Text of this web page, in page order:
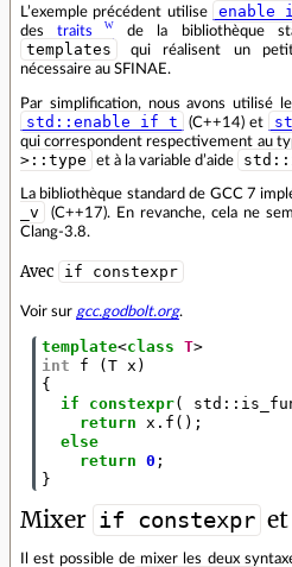
L’exemple précédent utilise
destraits de la bibliothèque
templates
qui réalisent un
nécessaire au SFINAE.
Par simplification, nous avons utilisé
std::enable_if_t (C++14) et
qui correspondent respectivement au
>::type
et à la variable d’aide
La bibliothèque standard de GCC 7
_v
(C++17). En revanche, cela ne
Clang-3.8.
Avec if constexpr
Voir sur gcc.godbolt.org.
template<class T>
int
f ( T x )
{
if
constexpr( std ::
return x . f ();
else
return 0 ;
}
Mixer if constexpr et
Il est possible de mixer les deux